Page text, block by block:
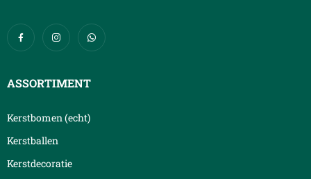
ASSORTIMENT
Kerstbomen (echt)
Kerstballen
Kerstdecoratie